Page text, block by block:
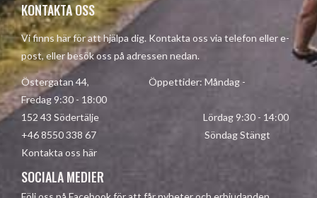
KONTAKTA OSS
Vi finns här för att hjälpa dig. Kontakta oss via telefon eller e-
post, eller besök oss på adressen nedan.
Östergatan 44, Öppettider: Måndag -
Fredag 9:30 - 18:00
152 43 Södertälje Lördag 9:30 - 14:00
+46 8550 338 67 Söndag Stängt
Kontakta oss här
SOCIALA MEDIER